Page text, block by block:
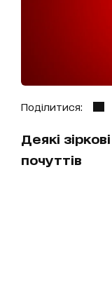
Поділитися:
Деякі
почуттів